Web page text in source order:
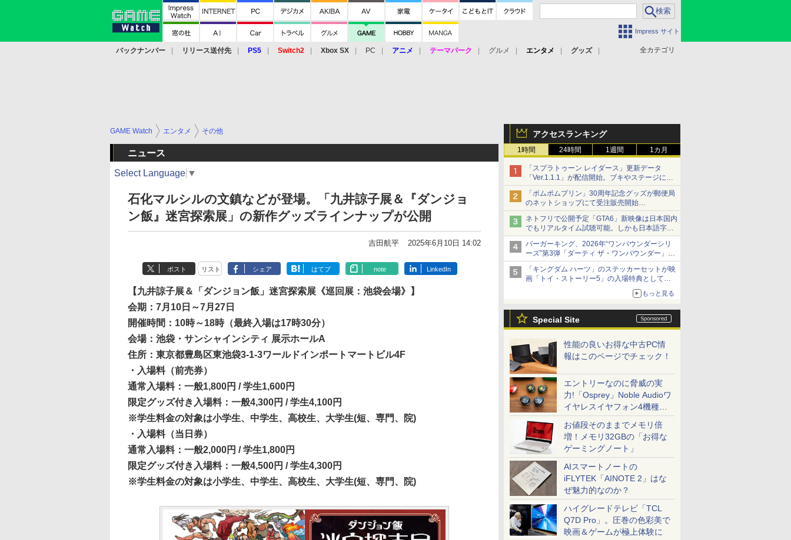
Impress サイト
全カテゴリ
バックナンバー リリース送付先 PS5 Switch2 Xbox SX PC アニメ テーマパーク グルメ エンタメ
グッズ
アクセスランキング
1時間 24時間 1週間 1カ月
「スプラトゥーン レイダース」更新データ
「Ver.1.1.1」が配信開始。ブキやステージに関
する不具合を修正
「ポムポムプリン」30周年記念グッズが郵便局
のネットショップにて受注販売開始
「おもちもちもちクッション」など今年だけの
限定商品が登場
ネトフリで公開予定「GTA6」新映像は日本国内
でもリアルタイム試聴可能。しかも日本語字幕
付き
Netflixから公式回答あり
バーガーキング、2026年“ワンパウンダーシリ
ーズ”第3弾「ダーティ ザ・ワンパウンダー」を
8月7日発売
「特製ガーリックマヨソース」を使用した超大
型チーズバーガー
「キングダム ハーツ」のステッカーセットが映
画「トイ・ストーリー5」の入場特典として配
本日8月7日より先着・数量限定で配布
もっと見る
Special Site
性能の良いお得な中古PC情
報はこのページでチェック！
エントリーなのに脅威の実
力!「Osprey」Noble Audioワ
イヤレスイヤフォン4機種を
一気に聴く
お値段そのままでメモリ倍
増！メモリ32GBの「お得な
ゲーミングノート」
AIスマートノートの
iFLYTEK「AINOTE 2」はな
ぜ魅力的なのか？
ハイグレードテレビ「TCL
Q7D Pro」。圧巻の色彩美で
映画＆ゲームが極上体験に
GAME Watch エンタメ その他
ニュース
Select Language ▼
石化マルシルの文鎮などが登場。「九井諒子展＆『ダンジョ
ン飯』迷宮探索展」の新作グッズラインナップが公開
吉田航平 2025年6月10日 14:02
ポスト リスト シェア はてブ note LinkedIn
【九井諒子展＆「ダンジョン飯」迷宮探索展《巡回展：池袋会場》】
会期：7月10日～7月27日
開催時間：10時～18時（最終入場は17時30分）
会場：池袋・サンシャインシティ 展示ホールA
住所：東京都豊島区東池袋3-1-3ワールドインポートマートビル4F
・入場料（前売券）
通常入場料：一般1,800円 / 学生1,600円
限定グッズ付き入場料：一般4,300円 / 学生4,100円
※学生料金の対象は小学生、中学生、高校生、大学生(短、専門、院)
・入場料（当日券）
通常入場料：一般2,000円 / 学生1,800円
限定グッズ付き入場料：一般4,500円 / 学生4,300円
※学生料金の対象は小学生、中学生、高校生、大学生(短、専門、院)